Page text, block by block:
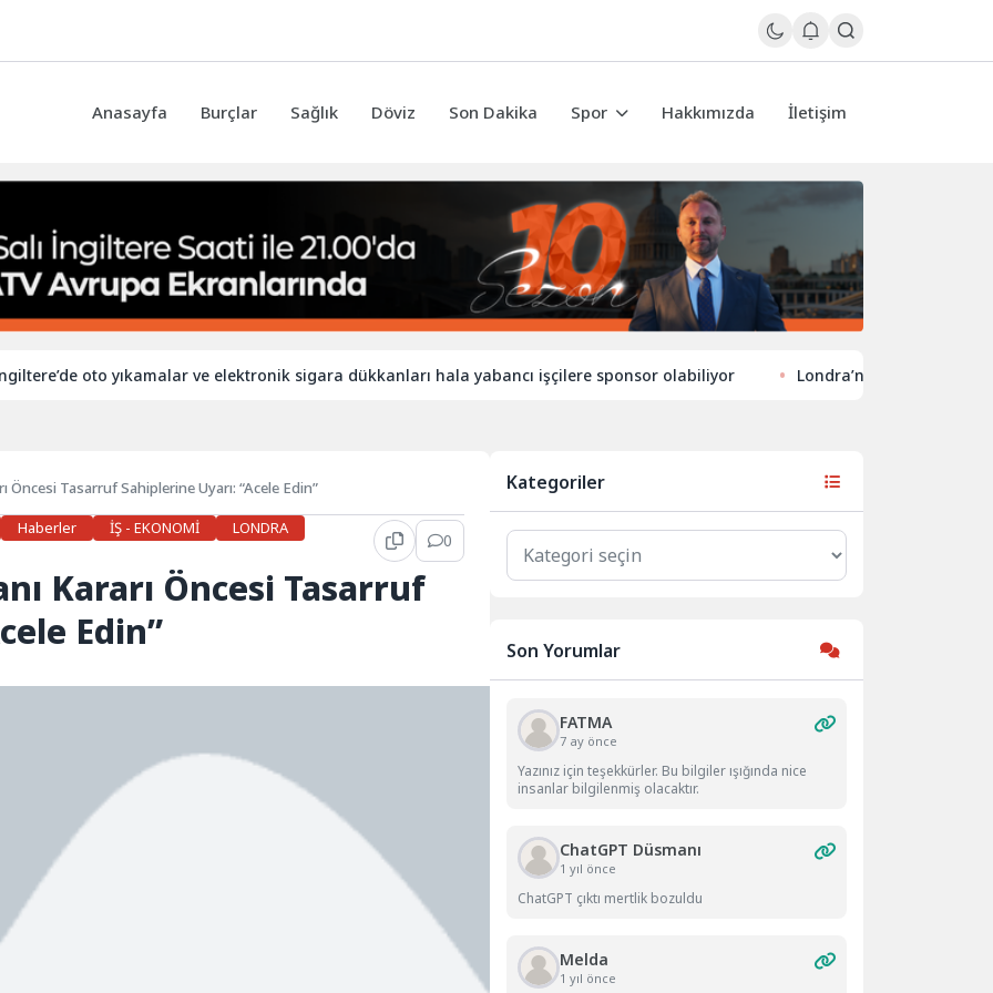
Anasayfa Burçlar Sağlık Döviz Son Dakika Spor Hakkımızda İletişim
oto yıkamalar ve elektronik sigara dükkanları hala yabancı işçilere sponsor olabiliyor Londra’nın eğlence hayatında
Öncesi Tasarruf Sahiplerine Uyarı: “Acele Edin”
Haberler İŞ - EKONOMİ
LONDRA
0
Kararı Öncesi Tasarruf
Edin”
Kategoriler
Kategoriler
Son Yorumlar
FATMA
7 ay önce
Yazınız için teşekkürler. Bu bilgiler ışığında nice
insanlar bilgilenmiş olacaktır.
ChatGPT Düsmanı
1 yıl önce
ChatGPT çıktı mertlik bozuldu
Melda
1 yıl önce